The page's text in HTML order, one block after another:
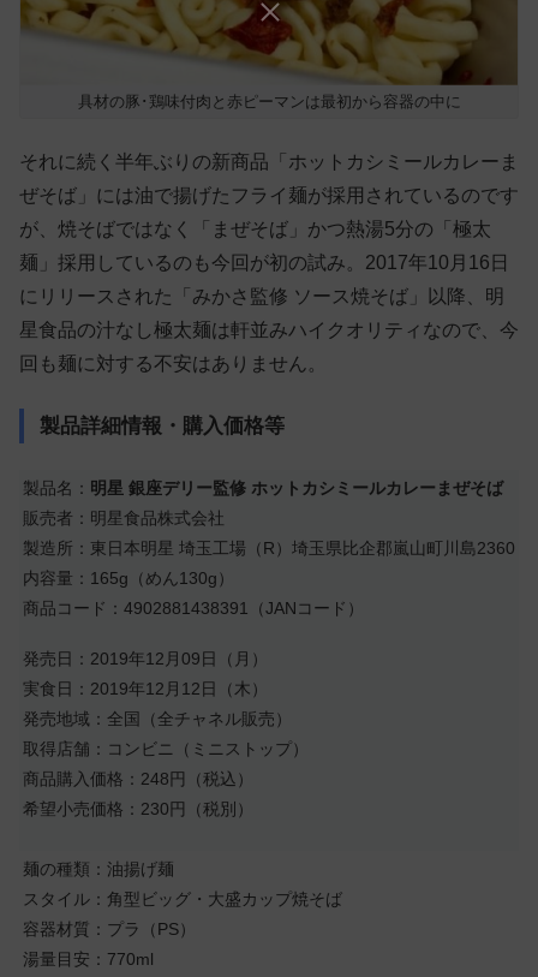
具材の豚･鶏味付肉と赤ピーマンは最初から容器の中に
それに続く半年ぶりの新商品「ホットカシミールカレーま
ぜそば」には油で揚げたフライ麺が採用されているのです
が、焼そばではなく「まぜそば」かつ熱湯5分の「極太
麺」採用しているのも今回が初の試み。2017年10月16日
にリリースされた「みかさ監修 ソース焼そば」以降、明
星食品の汁なし極太麺は軒並みハイクオリティなので、今
回も麺に対する不安はありません。
製品詳細情報・購入価格等
製品名： 明星 銀座デリー監修 ホットカシミールカレーまぜそば
販売者：明星食品株式会社
製造所：東日本明星 埼玉工場（R）埼玉県比企郡嵐山町川島2360
内容量：165g（めん130g）
商品コード：4902881438391（JANコード）
発売日：2019年12月09日（月）
実食日：2019年12月12日（木）
発売地域：全国（全チャネル販売）
取得店舗：コンビニ（ミニストップ）
商品購入価格：248円（税込）
希望小売価格：230円（税別）
麺の種類：油揚げ麺
スタイル：角型ビッグ・大盛カップ焼そば
容器材質：プラ（PS）
湯量目安：770ml